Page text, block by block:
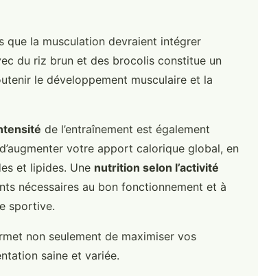
que la musculation devraient intégrer
du riz brun et des brocolis constitue un
le développement musculaire et la
de l’entraînement est également
votre apport calorique global, en
et lipides. Une nutrition selon l’activité
nécessaires au bon fonctionnement et à
sportive.
non seulement de maximiser vos
saine et variée.